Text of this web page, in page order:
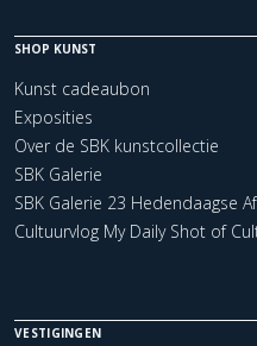
SHOP KUNST
Kunst cadeaubon
Exposities
Over de SBK kunstcollectie
SBK Galerie
SBK Galerie 23 Hedendaagse
Cultuurvlog My Daily Shot of
VESTIGINGEN